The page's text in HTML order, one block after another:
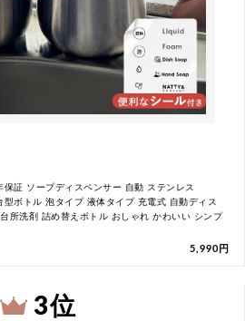
証 ソープディスペンサー 自動 ステンレス
ボトル 泡タイプ 液体タイプ 充電式 自動ディス
所洗剤 詰め替えボトル おしゃれ かわいい シンプ
5,990円
3 位